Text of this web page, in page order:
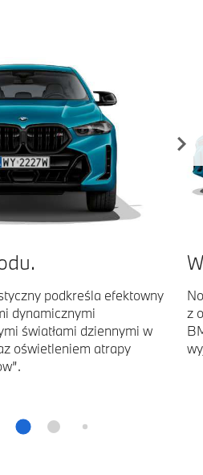
podkreśla efektowny
dynamicznymi
światłami dziennymi w
oświetleniem atrapy
z